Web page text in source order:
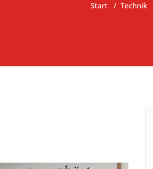
Start / Technik